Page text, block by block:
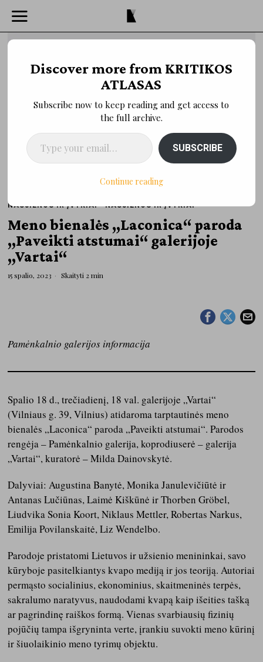
NAUJIENOS IR ĮVYKIAI · NAUJIENOS IR ĮVYKIAI
Meno bienalės „Laconica“ paroda
„Paveikti atstumai“ galerijoje
„Vartai“
15 spalio, 2023 Skaityti 2 min
Pamėnkalnio galerijos informacija
Spalio 18 d., trečiadienį, 18 val. galerijoje „Vartai“
(Vilniaus g. 39, Vilnius) atidaroma tarptautinės meno
bienalės „Laconica“ paroda „Paveikti atstumai“. Parodos
rengėja – Pamėnkalnio galerija, koprodiuserė – galerija
„Vartai“, kuratorė – Milda Dainovskytė.
Dalyviai: Augustina Banytė, Monika Janulevičiūtė ir
Antanas Lučiūnas, Laimė Kiškūnė ir Thorben Gröbel,
Liudvika Sonia Koort, Niklaus Mettler, Robertas Narkus,
Emilija Povilanskaitė, Liz Wendelbo.
Parodoje pristatomi Lietuvos ir užsienio menininkai, savo
kūryboje pasitelkiantys kvapo mediją ir jos teoriją. Autoriai
permąsto socialinius, ekonominius, skaitmeninės terpės,
sakralumo naratyvus, naudodami kvapą kaip išeities tašką
ar pagrindinę raiškos formą. Vienas svarbiausių fizinių
pojūčių tampa išgryninta verte, įrankiu suvokti meno kūrinį
ir šiuolaikinio meno tyrimų objektu.
Discover more from KRITIKOS
ATLASAS
Subscribe now to keep reading and get access to
the full archive.
Type your email…
SUBSCRIBE
Continue reading